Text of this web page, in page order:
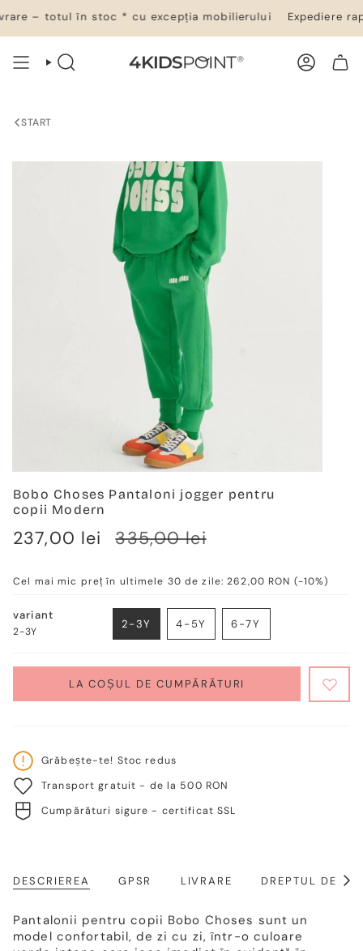
la
conținut
– totul în stoc * cu excepția mobilierului Expediere
CĂUTARE CONT
START
Bobo Choses Pantaloni jogger pentru
copii Modern
Verkaufspreis
237,00 lei
Regulärer
335,00 lei
Cel mai mic preț în ultimele 30 de zile:262,00 RON (-10%)
variant
2-3Y
2-3Y
VARIANTE
ODER
NICHT
VERFÜGBAR
4-5Y
VARIANTE
ODER
NICHT
VERFÜGBAR
6-7Y
VARIANTE
ODER
LA COȘUL DE CUMPĂRĂTURI
Grăbește-te! Stoc redus
Transport gratuit - de la 500 RON
Cumpărături sigure - certificat SSL
DESCRIEREA GPSR LIVRARE DREPTUL DE
Pantalonii pentru copii Bobo Choses sunt un
model confortabil, de zi cu zi, într-o culoare